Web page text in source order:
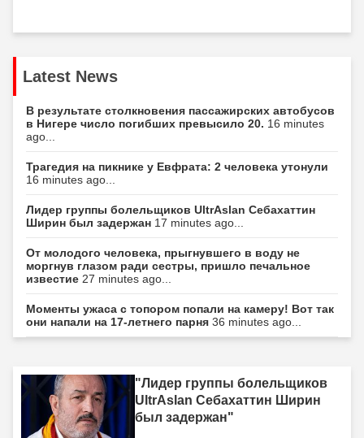
Latest News
В результате столкновения пассажирских автобусов
в Нигере число погибших превысило 20. 16 minutes
ago...
Трагедия на пикнике у Евфрата: 2 человека утонули
16 minutes ago...
Лидер группы болельщиков UltrAslan Себахаттин
Ширин был задержан 17 minutes ago...
От молодого человека, прыгнувшего в воду не
моргнув глазом ради сестры, пришло печальное
известие 27 minutes ago...
Моменты ужаса с топором попали на камеру! Вот так
они напали на 17-летнего парня 36 minutes ago...
"Лидер группы болельщиков
UltrAslan Себахаттин Ширин
был задержан"